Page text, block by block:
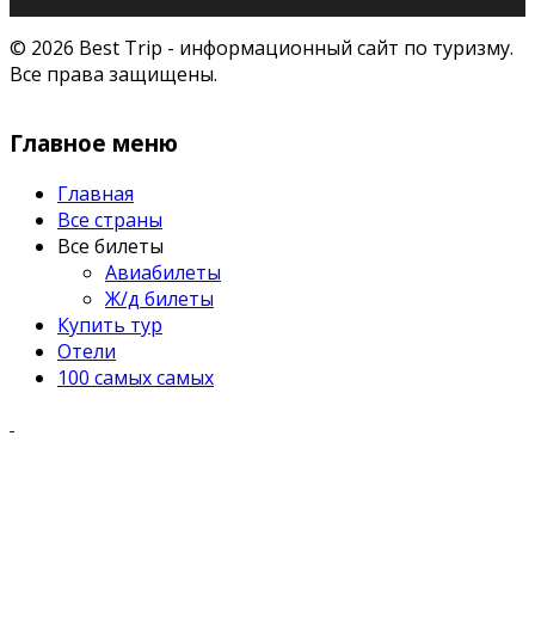
© 2026 Best Trip - информационный сайт по туризму.
Все права защищены.
Главное меню
Главная
Все страны
Все билеты
Авиабилеты
Ж/д билеты
Купить тур
Отели
100 самых самых